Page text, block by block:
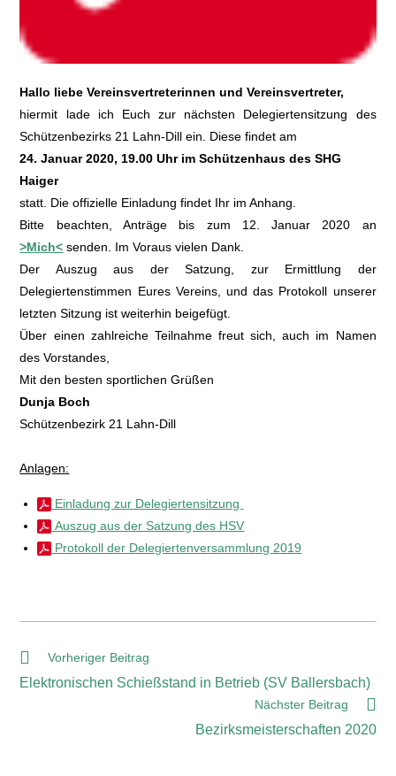
Hallo liebe Vereinsvertreterinnen und Vereinsvertreter,
hiermit lade ich Euch zur nächsten Delegiertensitzung des
Schützenbezirks 21 Lahn-Dill ein. Diese findet am
24. Januar 2020, 19.00 Uhr im Schützenhaus des SHG
Haiger
statt. Die offizielle Einladung findet Ihr im Anhang.
Bitte beachten, Anträge bis zum 12. Januar 2020 an
>Mich< senden. Im Voraus vielen Dank.
Der Auszug aus der Satzung, zur Ermittlung der
Delegiertenstimmen Eures Vereins, und das Protokoll unserer
letzten Sitzung ist weiterhin beigefügt.
Über einen zahlreiche Teilnahme freut sich, auch im Namen
des Vorstandes,
Mit den besten sportlichen Grüßen
Dunja Boch
Schützenbezirk 21 Lahn-Dill
Anlagen:
Einladung zur Delegiertensitzung
Auszug aus der Satzung des HSV
Protokoll der Delegiertenversammlung 2019
Vorheriger Beitrag
Elektronischen Schießstand in Betrieb (SV Ballersbach)
Nächster Beitrag
Bezirksmeisterschaften 2020